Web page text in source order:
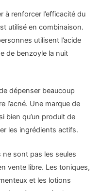
à renforcer l’efficacité du
utilisé en combinaison.
utilisent l’acide
de benzoyle la nuit
dépenser beaucoup
l’acné. Une marque de
bien qu’un produit de
les ingrédients actifs.
ne sont pas les seules
vente libre. Les toniques,
et les lotions